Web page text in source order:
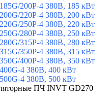
200P-4 380В, 185 кВт
220P-4 380В, 200 кВт
250P-4 380В, 220 кВт
280P-4 380В, 250 кВт
315P-4 380В, 280 кВт
350P-4 380В, 315 кВт
400P-4 380В, 350 кВт
4 380В, 400 кВт
4 380В, 500 кВт
ПЧ INVT GD270